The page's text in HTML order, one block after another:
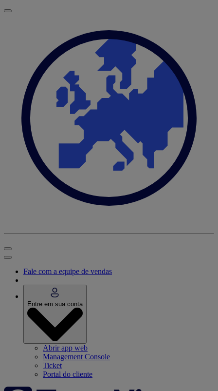
Fale com a equipe de vendas
Entre em sua conta
Abrir app web
Management Console
Ticket
Portal do cliente